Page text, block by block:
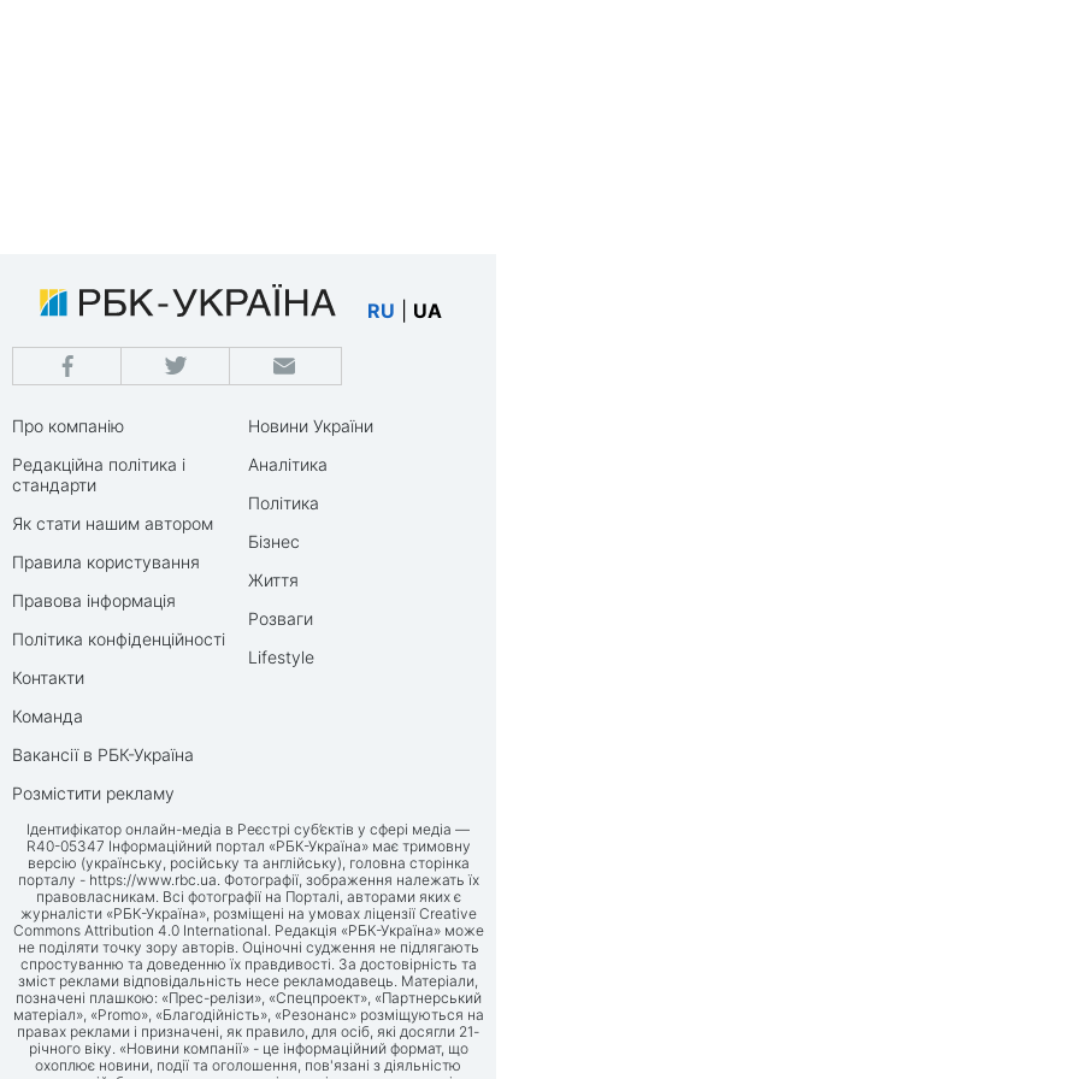
RU UA
Про компанію
Редакційна політика і
стандарти
Як стати нашим автором
Правила користування
Правова інформація
Політика конфіденційності
Контакти
Команда
Вакансії в РБК-Україна
Розмістити рекламу
Новини України
Аналітика
Політика
Бізнес
Життя
Розваги
Lifestyle
Ідентифікатор онлайн-медіа в Реєстрі суб’єктів у сфері медіа —
R40-05347 Інформаційний портал «РБК-Україна» має тримовну
версію (українську, російську та англійську), головна сторінка
порталу - https://www.rbc.ua. Фотографії, зображення належать їх
правовласникам. Всі фотографії на Порталі, авторами яких є
журналісти «РБК-Україна», розміщені на умовах ліцензії Creative
Commons Attribution 4.0 International. Редакція «РБК-Україна» може
не поділяти точку зору авторів. Оціночні судження не підлягають
спростуванню та доведенню їх правдивості. За достовірність та
зміст реклами відповідальність несе рекламодавець. Матеріали,
позначені плашкою: «Прес-релізи», «Спецпроект», «Партнерський
матеріал», «Promo», «Благодійність», «Резонанс» розміщуються на
правах реклами і призначені, як правило, для осіб, які досягли 21-
річного віку. «Новини компанії» - це інформаційний формат, що
охоплює новини, події та оголошення, пов'язані з діяльністю